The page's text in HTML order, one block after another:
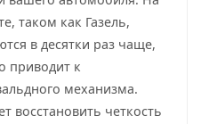
таком как Газель,
в десятки раз чаще,
приводит к
механизма.
восстановить четкость